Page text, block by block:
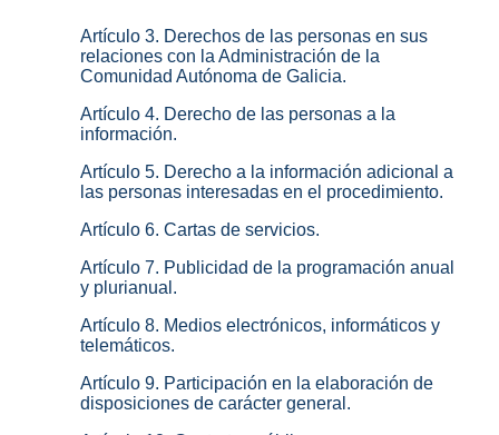
Artículo 3. Derechos de las personas en sus
relaciones con la Administración de la
Comunidad Autónoma de Galicia.
Artículo 4. Derecho de las personas a la
información.
Artículo 5. Derecho a la información adicional a
las personas interesadas en el procedimiento.
Artículo 6. Cartas de servicios.
Artículo 7. Publicidad de la programación anual
y plurianual.
Artículo 8. Medios electrónicos, informáticos y
telemáticos.
Artículo 9. Participación en la elaboración de
disposiciones de carácter general.